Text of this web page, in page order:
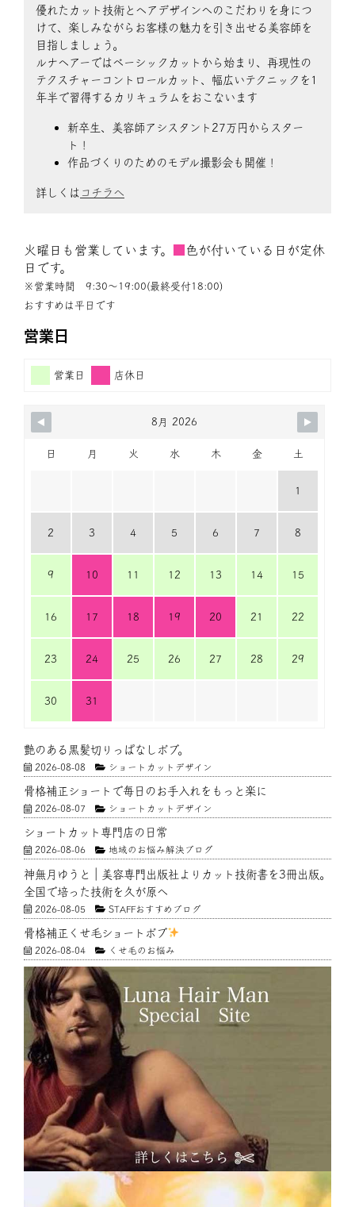
優れたカット技術とヘアデザインへのこだわりを身につ
けて、楽しみながらお客様の魅力を引き出せる美容師を
目指しましょう。
ルナヘアーではベーシックカットから始まり、再現性の
テクスチャーコントロールカット、幅広いテクニックを1
年半で習得するカリキュラムをおこないます
新卒生、美容師アシスタント27万円からスター
ト！
作品づくりのためのモデル撮影会も開催！
詳しくは コチラへ
火曜日も営業しています。
色が付いている日が定休
日です。
※営業時間 9:30〜19:00(最終受付18:00)
おすすめは平日です
営業日
営業日 店休日
8月 2026
日 月 火 水 木 金 土
1
2 3 4 5 6 7 8
9 10 11 12 13 14 15
16 17 18 19 20 21 22
23 24 25 26 27 28 29
30 31
艶のある黒髪切りっぱなしボブ。
2026-08-08 ショートカットデザイン
骨格補正ショートで毎日のお手入れをもっと楽に
2026-08-07 ショートカットデザイン
ショートカット専門店の日常
2026-08-06 地域のお悩み解決ブログ
神無月ゆうと｜美容専門出版社よりカット技術書を3冊出版。
全国で培った技術を久が原へ
2026-08-05 STAFFおすすめブログ
骨格補正くせ毛ショートボブ
2026-08-04 くせ毛のお悩み